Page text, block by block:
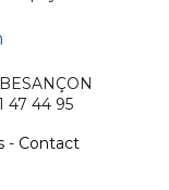
47 44 95
- Contact